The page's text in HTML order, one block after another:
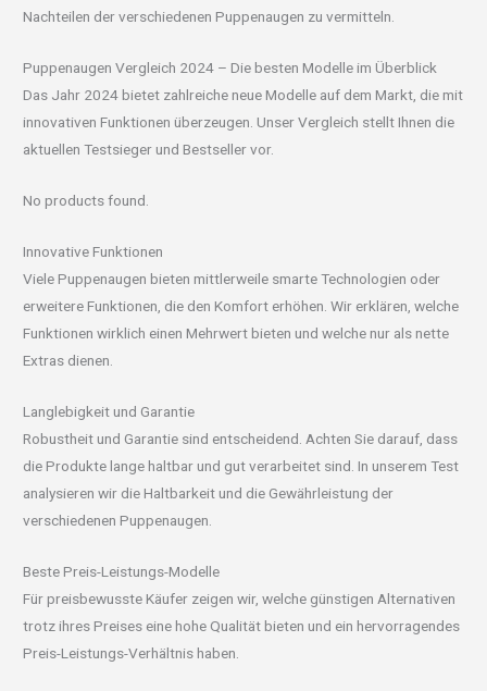
Nachteilen der verschiedenen Puppenaugen zu vermitteln.
Puppenaugen Vergleich 2024 – Die besten Modelle im Überblick
Das Jahr 2024 bietet zahlreiche neue Modelle auf dem Markt, die mit
innovativen Funktionen überzeugen. Unser Vergleich stellt Ihnen die
aktuellen Testsieger und Bestseller vor.
No products found.
Innovative Funktionen
Viele Puppenaugen bieten mittlerweile smarte Technologien oder
erweitere Funktionen, die den Komfort erhöhen. Wir erklären, welche
Funktionen wirklich einen Mehrwert bieten und welche nur als nette
Extras dienen.
Langlebigkeit und Garantie
Robustheit und Garantie sind entscheidend. Achten Sie darauf, dass
die Produkte lange haltbar und gut verarbeitet sind. In unserem Test
analysieren wir die Haltbarkeit und die Gewährleistung der
verschiedenen Puppenaugen.
Beste Preis-Leistungs-Modelle
Für preisbewusste Käufer zeigen wir, welche günstigen Alternativen
trotz ihres Preises eine hohe Qualität bieten und ein hervorragendes
Preis-Leistungs-Verhältnis haben.